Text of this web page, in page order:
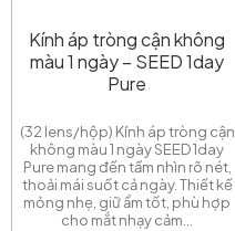
Kính áp tròng cận không
màu 1 ngày – SEED 1day
Pure
(32 lens/hộp) Kính áp tròng cận
không màu 1 ngày SEED 1day
Pure mang đến tầm nhìn rõ nét,
thoải mái suốt cả ngày. Thiết kế
mỏng nhẹ, giữ ẩm tốt, phù hợp
cho mắt nhạy cảm...